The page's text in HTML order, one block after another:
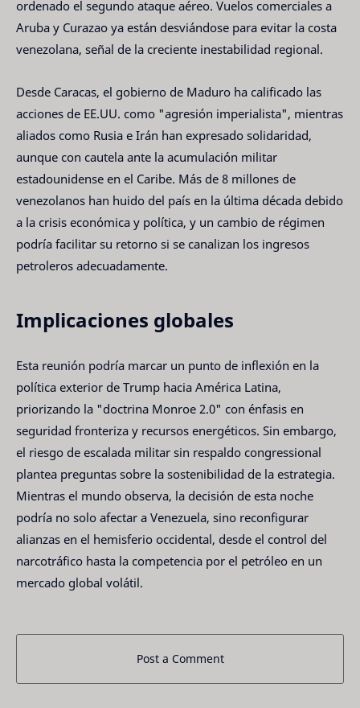
ordenado el segundo ataque aéreo. Vuelos comerciales a
Aruba y Curazao ya están desviándose para evitar la costa
venezolana, señal de la creciente inestabilidad regional.
Desde Caracas, el gobierno de Maduro ha calificado las
acciones de EE.UU. como "agresión imperialista", mientras
aliados como Rusia e Irán han expresado solidaridad,
aunque con cautela ante la acumulación militar
estadounidense en el Caribe. Más de 8 millones de
venezolanos han huido del país en la última década debido
a la crisis económica y política, y un cambio de régimen
podría facilitar su retorno si se canalizan los ingresos
petroleros adecuadamente.
Implicaciones globales
Esta reunión podría marcar un punto de inflexión en la
política exterior de Trump hacia América Latina,
priorizando la "doctrina Monroe 2.0" con énfasis en
seguridad fronteriza y recursos energéticos. Sin embargo,
el riesgo de escalada militar sin respaldo congressional
plantea preguntas sobre la sostenibilidad de la estrategia.
Mientras el mundo observa, la decisión de esta noche
podría no solo afectar a Venezuela, sino reconfigurar
alianzas en el hemisferio occidental, desde el control del
narcotráfico hasta la competencia por el petróleo en un
mercado global volátil.
Post a Comment